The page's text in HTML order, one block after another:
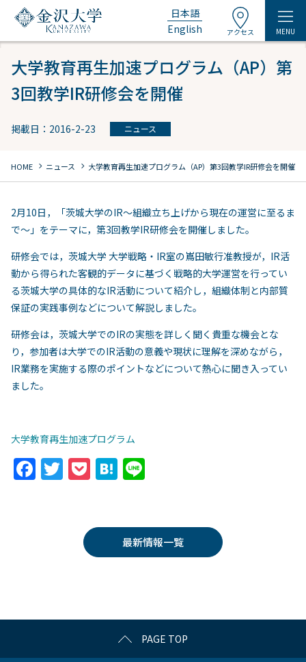
日本語
English
アクセス MENU
大学教育再生加速プログラム（AP）第
3回教学IR研修会を開催
掲載日：2016-2-23 ニュース
HOME chevron_right ニュース chevron_right 大学教育再生加速プログラム（AP）第3回教学IR研修会を開催
2月10日，「茨城大学のIR～組織立ち上げから現在の運営に至るま
で～」をテーマに，第3回教学IR研修会を開催しました。
研修会では，茨城大学 大学戦略・IR室の嶌田敏行准教授が，IR活
動から得られた客観的データに基づく戦略的大学運営を行ってい
る茨城大学の具体的なIR活動について紹介し，組織体制と内部質
保証の実践事例などについて解説しました。
研修会は，茨城大学でのIRの実態を詳しく聞く貴重な機会とな
り，参加者は大学でのIR活動の意義や現状に理解を深めながら，
IR業務を実施する際のポイントなどについて熱心に聞き入ってい
ました。
大学教育再生加速プログラム
F
k
T
er
P
k
et
H
n
a
最新情報一覧
PAGE TOP